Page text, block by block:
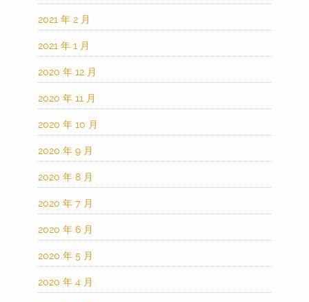
2021 年 2 月
2021 年 1 月
2020 年 12 月
2020 年 11 月
2020 年 10 月
2020 年 9 月
2020 年 8 月
2020 年 7 月
2020 年 6 月
2020 年 5 月
2020 年 4 月